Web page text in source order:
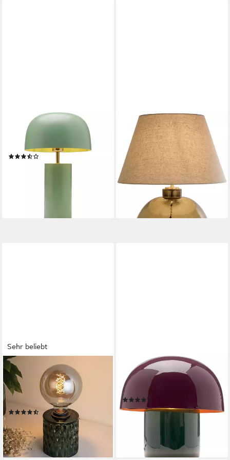
KARE DESIGN
Tischleuchte Loungy, ohne
Leuchtmittel
SEARCHLIGHT
Tischleuchte Zenith 1Lt Table
Lamp, Green Glass with
Natural Linen Shade,
Leuchtmittel wechselbar
134,99 € UVP160,00 €
lieferbar - in 6-8 Werktagen bei dir
Sehr beliebt
PAULEEN
Tischleuchte Crystal Magic,
ohne Leuchtmittel, E27, Grün,
(29)
UVP28,49 €
-19%
lieferbar - in 2-3 Werktagen bei dir
KARE DESIGN
Tischleuchte Mushroom, ohne
Leuchtmittel
59,90 €
lieferbar - in 5-6 Werktagen bei dir